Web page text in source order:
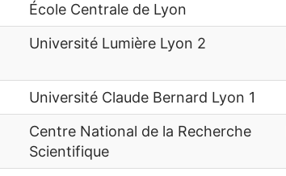
École Centrale de Lyon
Université Lumière Lyon 2
Université Claude Bernard Lyon 1
Centre National de la Recherche
Scientifique